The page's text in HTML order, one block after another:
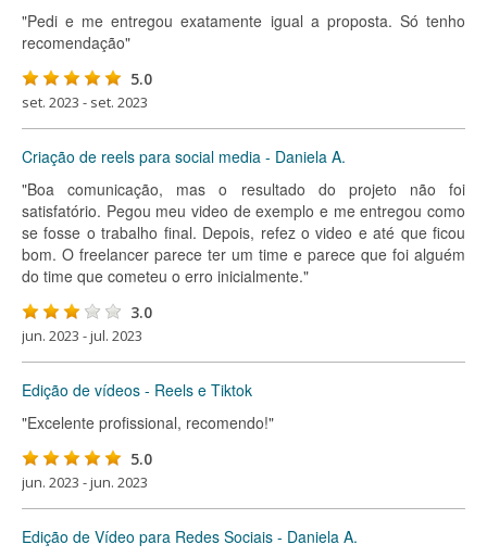
"Pedi e me entregou exatamente igual a proposta. Só tenho
recomendação"
5.0
set. 2023 - set. 2023
Criação de reels para social media - Daniela A.
"Boa comunicação, mas o resultado do projeto não foi
satisfatório. Pegou meu video de exemplo e me entregou como
se fosse o trabalho final. Depois, refez o video e até que ficou
bom. O freelancer parece ter um time e parece que foi alguém
do time que cometeu o erro inicialmente."
3.0
jun. 2023 - jul. 2023
Edição de vídeos - Reels e Tiktok
"Excelente profissional, recomendo!"
5.0
jun. 2023 - jun. 2023
Edição de Vídeo para Redes Sociais - Daniela A.